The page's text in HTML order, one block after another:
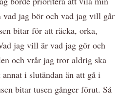
jag bör och vad jag vill går
bitar för att räcka, orka,
jag vill är vad jag gör och
och vrår jag tror aldrig ska
i slutändan än att gå i
bitar tusen gånger förut. Så